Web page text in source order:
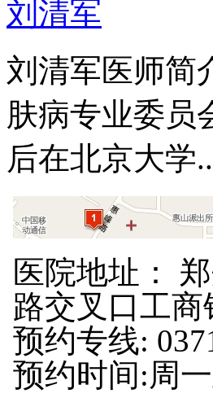
刘清军
刘清军医师简
肤病专业委员
后在北京大学
医院地址：
路交叉口工商
预约专线:
预约时间:周